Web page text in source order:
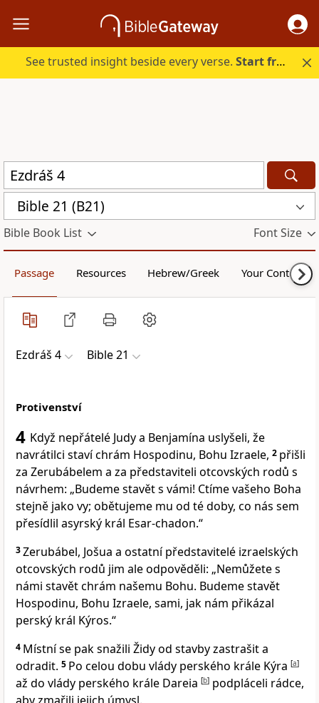
See trusted insight beside every verse.Start free.
Bible 21 (B21)
Bible Book List Font Size
Passage Resources Hebrew/Greek Your Content
Ezdráš 4 Bible 21
Protivenství
4 Když nepřátelé Judy a Benjamína uslyšeli, že
navrátilci staví chrám Hospodinu, Bohu Izraele, 2 přišli
za Zerubábelem a za představiteli otcovských rodů s
návrhem: „Budeme stavět s vámi! Ctíme vašeho Boha
stejně jako vy; obětujeme mu od té doby, co nás sem
přesídlil asyrský král Esar-chadon.“
3Zerubábel, Jošua a ostatní představitelé izraelských
otcovských rodů jim ale odpověděli: „Nemůžete s
námi stavět chrám našemu Bohu. Budeme stavět
Hospodinu, Bohu Izraele, sami, jak nám přikázal
perský král Kýros.“
4 Místní se pak snažili Židy od stavby zastrašit a
odradit. 5 Po celou dobu vlády perského krále Kýra [a]
až do vlády perského krále Dareia [b] podpláceli rádce,